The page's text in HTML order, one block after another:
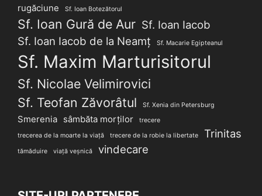
rugăciune Sf. Ioan Botezătorul
Sf. Ioan Gură de Aur Sf. Ioan Iacob
Sf. Ioan Iacob de la Neamț
Sf. Macarie Egipteanul
Sf. Maxim Marturisitorul
Sf. Nicolae Velimirovici
Sf. Teofan Zăvorâtul
Sf. Xenia din Petersburg
Smerenia sâmbăta morților
trecere
trecerea de la moarte la viață
trecere de la robie la libertate Trinitas
tămăduire viață veșnică vindecare